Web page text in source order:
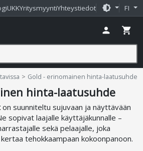
UKKYritysmyyntiYhteystiedot brightness_medium FI
person shopping_cart
Gold - erinomainen hinta-laatusuhde
hinta-laatusuhde
on suunniteltu sujuvaan ja näyttävään
sopivat laajalle käyttäjäkunnalle –
sekä pelaajalle, joka
tehokkaampaan kokoonpanoon.